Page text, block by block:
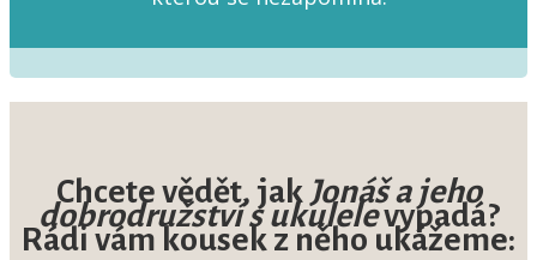
Chcete vědět, jak Jonáš a jeho
dobrodružství s ukulelevypadá?
Rádi vám kousek z něho ukážeme: